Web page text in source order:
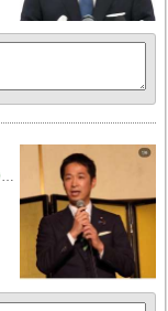
https://blog.goo.ne.jp/syatikun7noraneko/e/7f7ae8d9baa8d5669632b1082fe0ef1b?fm=rss